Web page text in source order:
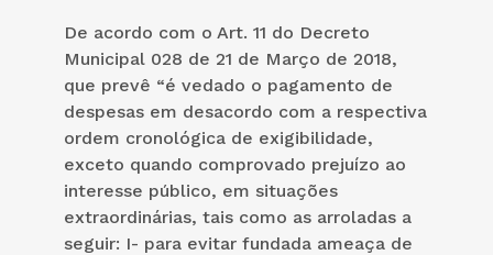
De acordo com o Art. 11 do Decreto
Municipal 028 de 21 de Março de 2018,
que prevê “é vedado o pagamento de
despesas em desacordo com a respectiva
ordem cronológica de exigibilidade,
exceto quando comprovado prejuízo ao
interesse público, em situações
extraordinárias, tais como as arroladas a
seguir: I- para evitar fundada ameaça de